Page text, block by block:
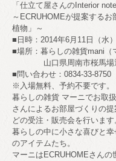
「仕立て屋さんのInterior
～ECRUHOMEが提案する
植物」～
■日時：2014年6月11日（水
■場所：暮らしの雑貨mani（
山口県周南市桜馬場
■問い合わせ：0834-33-
※入場無料、予約不要です。
暮らしの雑貨 マーニでお取
さんによるお部屋づくりの
どの受注・販売会を行います
暮らしの中に小さな喜びと
のアイテムたち。
マーニはECRUHOMEさんの